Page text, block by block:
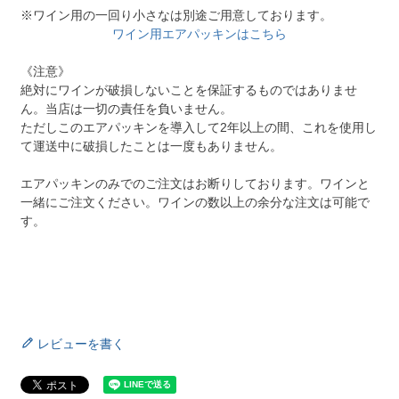
※ワイン用の一回り小さなは別途ご用意しております。
ワイン用エアパッキンはこちら
《注意》
絶対にワインが破損しないことを保証するものではありませ
ん。当店は一切の責任を負いません。
ただしこのエアパッキンを導入して2年以上の間、これを使用し
て運送中に破損したことは一度もありません。
エアパッキンのみでのご注文はお断りしております。ワインと
一緒にご注文ください。ワインの数以上の余分な注文は可能で
す。
レビューを書く